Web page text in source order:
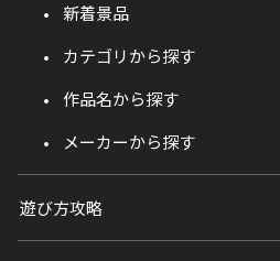
新着景品
カテゴリから探す
作品名から探す
メーカーから探す
遊び方攻略